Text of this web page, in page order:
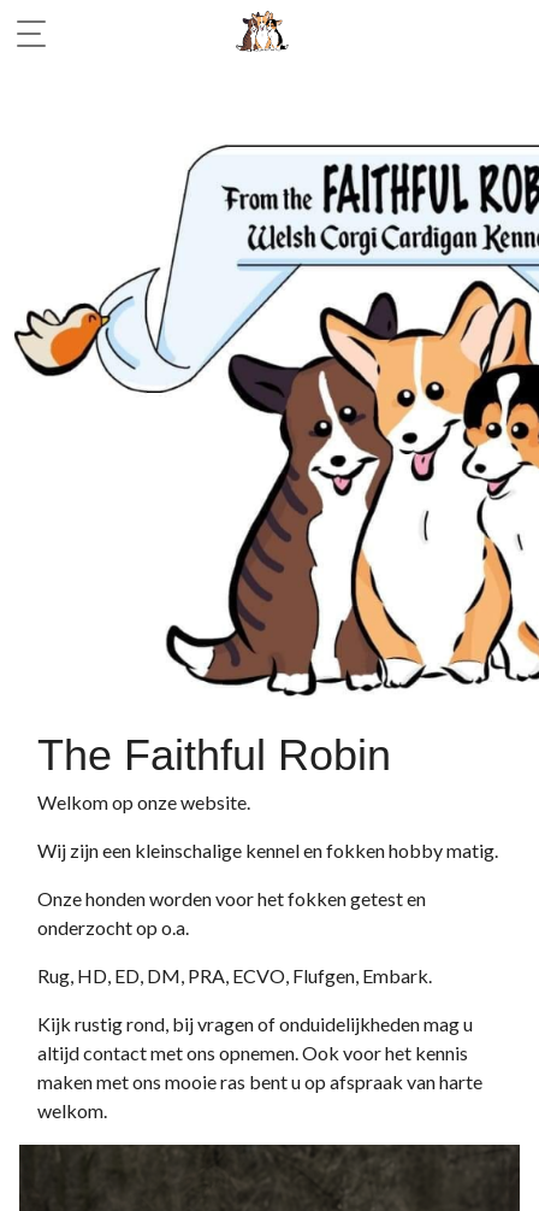
The Faithful Robin
Welkom op onze website.
Wij zijn een kleinschalige kennel en fokken hobby matig.
Onze honden worden voor het fokken getest en
onderzocht op o.a.
Rug, HD, ED, DM, PRA, ECVO, Flufgen, Embark.
Kijk rustig rond, bij vragen of onduidelijkheden mag u
altijd contact met ons opnemen. Ook voor het kennis
maken met ons mooie ras bent u op afspraak van harte
welkom.